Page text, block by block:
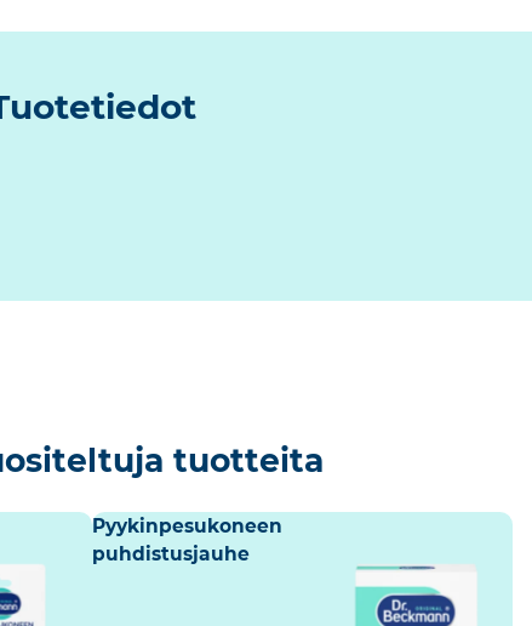
tuotteita
Pyykinpesukoneen
puhdistusjauhe